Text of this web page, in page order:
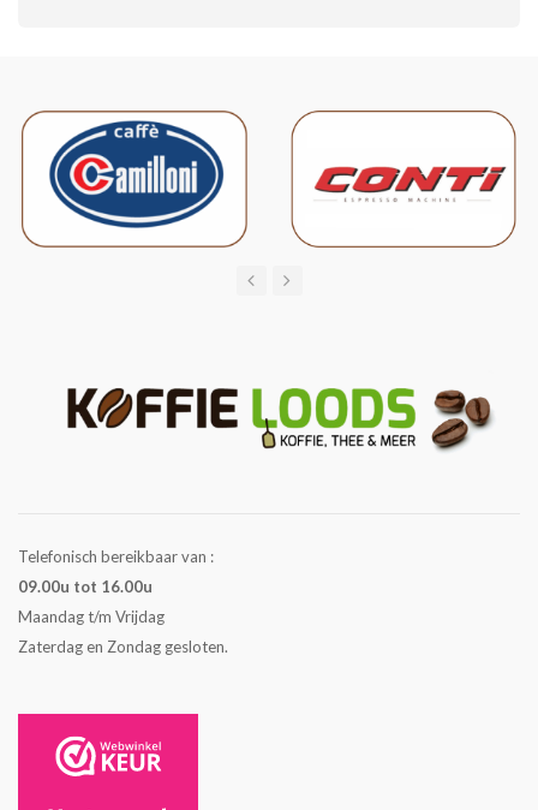
Telefonisch bereikbaar van :
09.00u tot 16.00u
Maandag t/m Vrijdag
Zaterdag en Zondag gesloten.